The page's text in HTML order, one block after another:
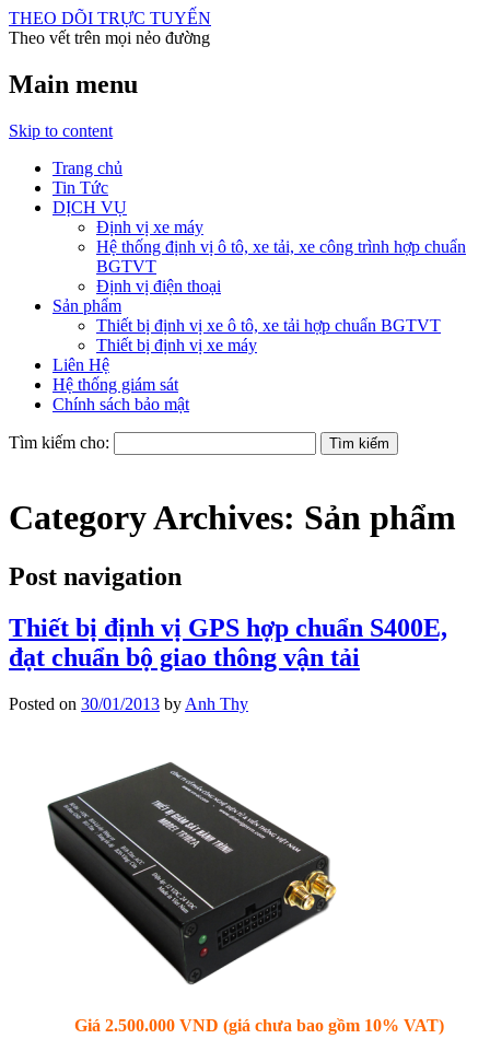
THEO DÕI TRỰC TUYẾN
Theo vết trên mọi nẻo đường
Main menu
Skip to content
Trang chủ
Tin Tức
DỊCH VỤ
Định vị xe máy
Hệ thống định vị ô tô, xe tải, xe công trình hợp chuẩn
BGTVT
Định vị điện thoại
Sản phẩm
Thiết bị định vị xe ô tô, xe tải hợp chuẩn BGTVT
Thiết bị định vị xe máy
Liên Hệ
Hệ thống giám sát
Chính sách bảo mật
Tìm kiếm cho:
Category Archives: Sản phẩm
Post navigation
Thiết bị định vị GPS hợp chuẩn S400E,
đạt chuẩn bộ giao thông vận tải
Posted on 30/01/2013 by Anh Thy
Giá 2.500.000 VND (giá chưa bao gồm 10% VAT)